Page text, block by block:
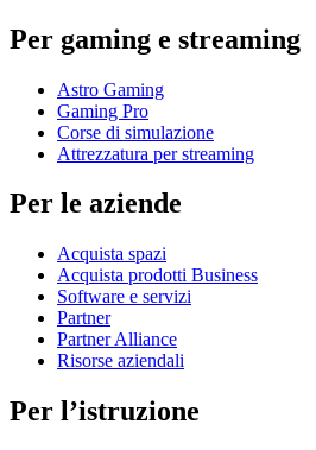
Per gaming e streaming
Astro Gaming
Gaming Pro
Corse di simulazione
Attrezzatura per streaming
Per le aziende
Acquista spazi
Acquista prodotti Business
Software e servizi
Partner
Partner Alliance
Risorse aziendali
Per l’istruzione